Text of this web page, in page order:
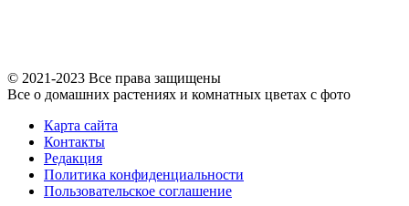
© 2021-2023 Все права защищены
Все о домашних растениях и комнатных цветах с фото
Карта сайта
Контакты
Редакция
Политика конфиденциальности
Пользовательское соглашение